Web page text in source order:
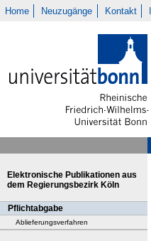
Home Neuzugänge Kontakt
Elektronische Publikationen aus
dem Regierungsbezirk Köln
Pflichtabgabe
Ablieferungsverfahren